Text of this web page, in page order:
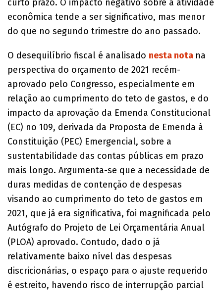
curto prazo. O impacto negativo sobre a atividade
econômica tende a ser significativo, mas menor
do que no segundo trimestre do ano passado.
O desequilíbrio fiscal é analisado nesta nota na
perspectiva do orçamento de 2021 recém-
aprovado pelo Congresso, especialmente em
relação ao cumprimento do teto de gastos, e do
impacto da aprovação da Emenda Constitucional
(EC) no 109, derivada da Proposta de Emenda à
Constituição (PEC) Emergencial, sobre a
sustentabilidade das contas públicas em prazo
mais longo. Argumenta-se que a necessidade de
duras medidas de contenção de despesas
visando ao cumprimento do teto de gastos em
2021, que já era significativa, foi magnificada pelo
Autógrafo do Projeto de Lei Orçamentária Anual
(PLOA) aprovado. Contudo, dado o já
relativamente baixo nível das despesas
discricionárias, o espaço para o ajuste requerido
é estreito, havendo risco de interrupção parcial